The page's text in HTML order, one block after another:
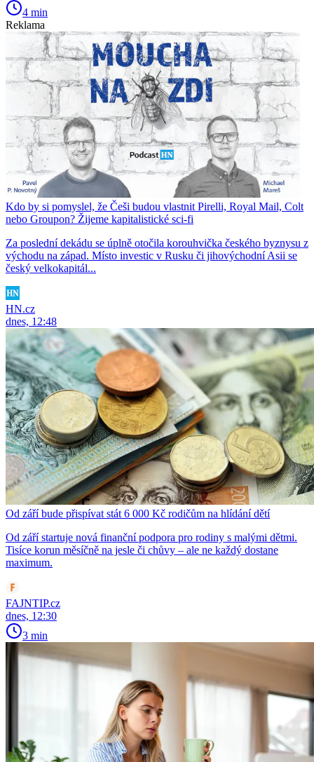
4 min
Reklama
Kdo by si pomyslel, že Češi budou vlastnit Pirelli, Royal Mail, Colt
nebo Groupon? Žijeme kapitalistické sci-fi
Za poslední dekádu se úplně otočila korouhvička českého byznysu z
východu na západ. Místo investic v Rusku či jihovýchodní Asii se
český velkokapitál...
HN.cz
dnes, 12:48
Od září bude přispívat stát 6 000 Kč rodičům na hlídání dětí
Od září startuje nová finanční podpora pro rodiny s malými dětmi.
Tisíce korun měsíčně na jesle či chůvy – ale ne každý dostane
maximum.
FAJNTIP.cz
dnes, 12:30
3 min